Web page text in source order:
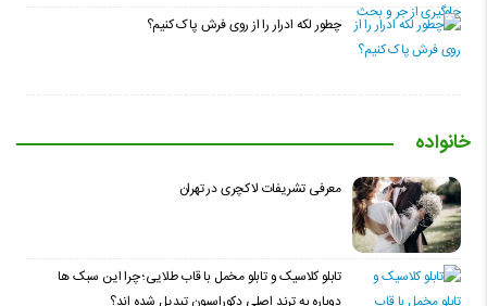
چطور لکه ادرار را از روی فرش پاک کنیم؟
خانواده
معرفی تشریفات لاکچری در تهران
تابلو کلاسیک و تابلو مخمل با قاب طلایی؛ چرا این سبک ها